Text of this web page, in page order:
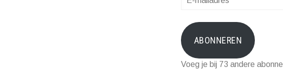
ABONNEREN
Voeg je bij 73 andere